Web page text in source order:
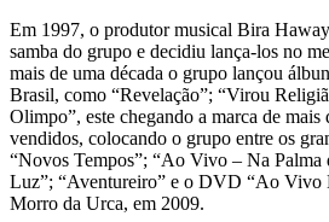
Em 1997, o produtor musical Bira
samba do grupo e decidiu lança-los no
mais de uma década o grupo lançou
Brasil, como “Revelação”; “Virou
Olimpo”, este chegando a marca de
vendidos, colocando o grupo entre os
“Novos Tempos”; “Ao Vivo – Na Palma
Luz”; “Aventureiro” e o DVD “Ao Vivo
Morro da Urca, em 2009.